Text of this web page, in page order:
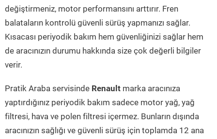
değiştirmeniz, motor performansını arttırır. Fren
balataların kontrolü güvenli sürüş yapmanızı sağlar.
Kısacası periyodik bakım hem güvenliğinizi sağlar hem
de aracınızın durumu hakkında size çok değerli bilgiler
verir.
Pratik Araba servisinde Renault marka aracınıza
yaptırdığınız periyodik bakım sadece motor yağ, yağ
filtresi, hava ve polen filtresi içermez. Bunların dışında
aracınızın sağlığı ve güvenli sürüş için toplamda 12 ana